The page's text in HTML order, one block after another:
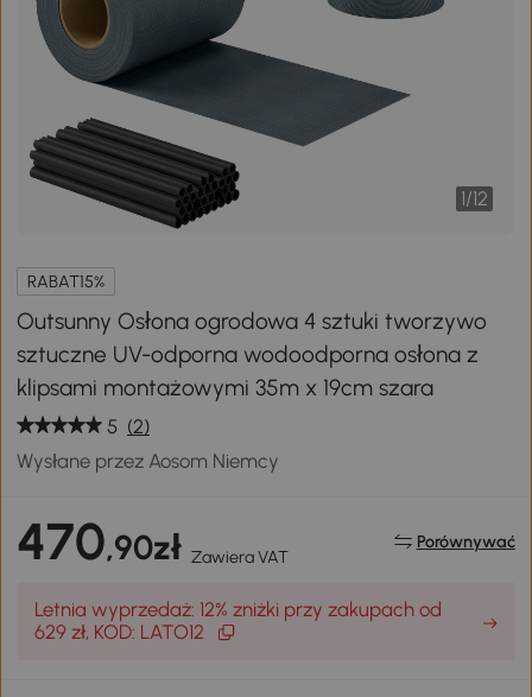
1/12
RABAT15%
Outsunny Osłona ogrodowa 4 sztuki tworzywo
sztuczne UV-odporna wodoodporna osłona z
klipsami montażowymi 35m x 19cm szara
5 (2)
Wysłane przez Aosom Niemcy
470,90zł Zawiera VAT
Porównywać
Letnia wyprzedaż: 12% zniżki przy zakupach od
629 zł, KOD: LATO12